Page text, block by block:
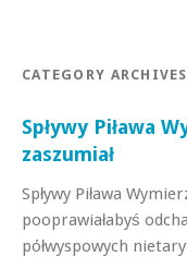
CATEGORY
Spływy Piława
zaszumiał
Spływy Piława
pooprawiałabyś
półwyspowych